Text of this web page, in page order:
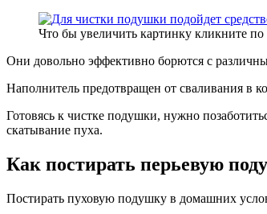
Что бы увеличить картинку кликните по
Они довольно эффективно борются с
Наполнитель предотвращен от сваливания в
Готовясь к чистке подушки, нужно
скатывание пуха.
Как постирать перьевую
Постирать пуховую подушку в домашних